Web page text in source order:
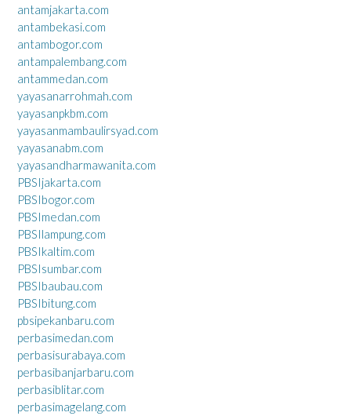
antamjakarta.com
antambekasi.com
antambogor.com
antampalembang.com
antammedan.com
yayasanarrohmah.com
yayasanpkbm.com
yayasanmambaulirsyad.com
yayasanabm.com
yayasandharmawanita.com
PBSIjakarta.com
PBSIbogor.com
PBSImedan.com
PBSIlampung.com
PBSIkaltim.com
PBSIsumbar.com
PBSIbaubau.com
PBSIbitung.com
pbsipekanbaru.com
perbasimedan.com
perbasisurabaya.com
perbasibanjarbaru.com
perbasiblitar.com
perbasimagelang.com